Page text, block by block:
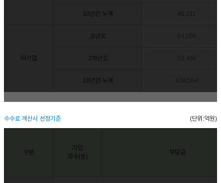
10년간 누계 40,211
대기업
초년도 54,000
2차년도 53,460
10년간 누계 678,564
수수료 계산시 선정기준 (단위:억원)
구분
가입
자수(명)
부담금